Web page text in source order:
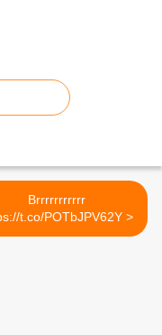
Brrrrrrrrrrr
https://t.co/POTbJPV62Y >